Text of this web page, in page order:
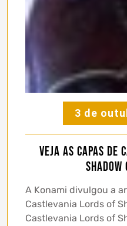
3 de
Veja as capas de
A Konami divulgou a
Castlevania Lords of
Castlevania Lords of